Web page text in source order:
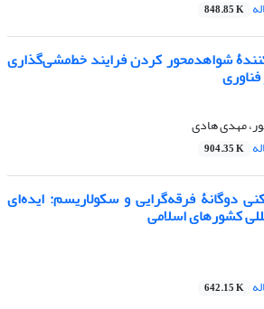
848.85 K
شواهدمحور کردن فرایند خط‌مشی‌گذاری
مهدی هادی
904.35 K
دوگانۀ فرقه‌گرایی و سکولاریسم: ایده‌ای
کشورهای اسلامی
642.15 K